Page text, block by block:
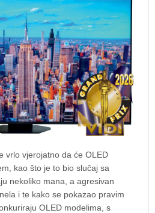
vrlo vjerojatno da će OLED
kao što je to bio slučaj sa
nekoliko mana, a agresivan
i te kako se pokazao pravim
OLED modelima, s